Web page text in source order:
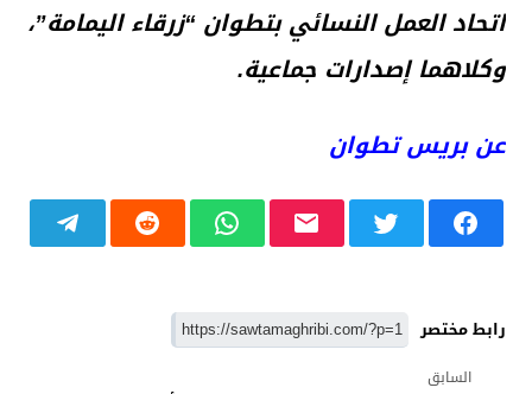
اتحاد العمل النسائي بتطوان “زرقاء اليمامة”،
وكلاهما إصدارات جماعية.
عن بريس تطوان
رابط مختصر
السابق